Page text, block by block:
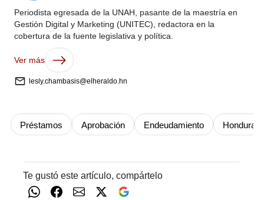
Periodista egresada de la UNAH, pasante de la maestría en
Gestión Digital y Marketing (UNITEC), redactora en la
cobertura de la fuente legislativa y política.
Ver más
lesly.chambasis@elheraldo.hn
Préstamos Aprobación Endeudamiento Honduras
Te gustó este artículo, compártelo